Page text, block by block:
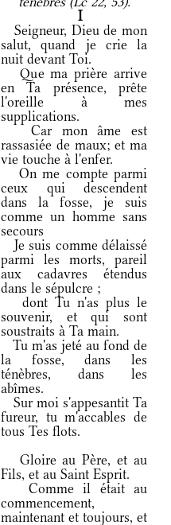
I
Seigneur, Dieu de mon
salut, quand je crie la
nuit devant Toi.
Que ma prière arrive
en Ta présence, prête
l'oreille à mes
supplications.
Car mon âme est
rassasiée de maux; et ma
vie touche à l'enfer.
On me compte parmi
ceux qui descendent
dans la fosse, je suis
comme un homme sans
secours
Je suis comme délaissé
parmi les morts, pareil
aux cadavres étendus
dans le sépulcre ;
dont Tu n'as plus le
souvenir, et qui sont
soustraits à Ta main.
Tu m'as jeté au fond de
la fosse, dans les
ténèbres, dans les
abîmes.
Sur moi s'appesantit Ta
fureur, tu m'accables de
tous Tes flots.
Gloire au Père, et au
Fils, et au Saint Esprit.
Comme il était au
commencement,
maintenant et toujours, et